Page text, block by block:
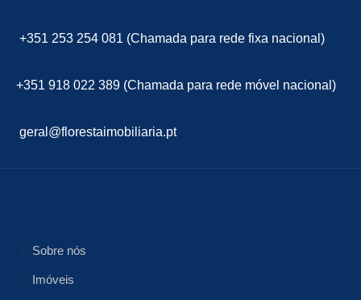
+351 253 254 081 (Chamada para rede fixa nacional)
+351 918 022 389 (Chamada para rede móvel nacional)
geral@florestaimobiliaria.pt
Sobre nós
Imóveis